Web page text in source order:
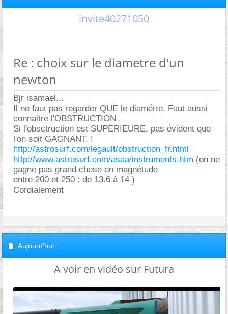
invite40271050
Re : choix sur le diametre d'un
newton
Bjr isamael...
Il ne faut pas regarder QUE le diamétre. Faut aussi
connaitre l'OBSTRUCTION .
Si l'obsctruction est SUPERIEURE, pas évident que
l'on soit GAGNANT. !
http://astrosurf.com/legault/obstruction_fr.html
http://www.astrosurf.com/asaa/instruments.htm (on ne
gagne pas grand chose en magnétude
entre 200 et 250 : de 13.6 à 14 )
Cordialement
Aujourd'hui
A voir en vidéo sur Futura